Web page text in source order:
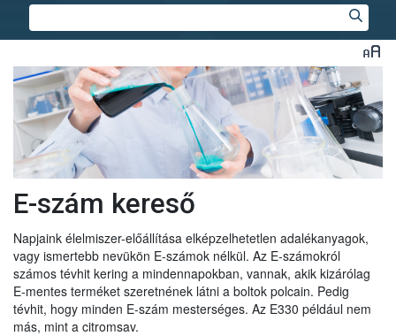
E-szám kereső
Napjaink élelmiszer-előállítása elképzelhetetlen adalékanyagok,
vagy ismertebb nevükön E-számok nélkül. Az E-számokról
számos tévhit kering a mindennapokban, vannak, akik kizárólag
E-mentes terméket szeretnének látni a boltok polcain. Pedig
tévhit, hogy minden E-szám mesterséges. Az E330 például nem
más, mint a citromsav.